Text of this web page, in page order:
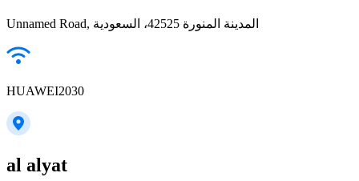
Unnamed Road, المدينة المنورة 42525، السعودية
HUAWEI2030
al alyat